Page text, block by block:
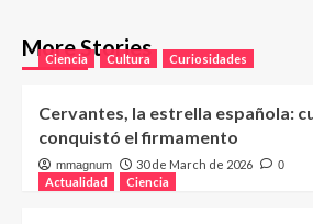
More Stories
Ciencia Cultura Curiosidades
Cervantes, la estrella española:
conquistó el firmamento
mmagnum 30 de March de 2026 0
Actualidad Ciencia